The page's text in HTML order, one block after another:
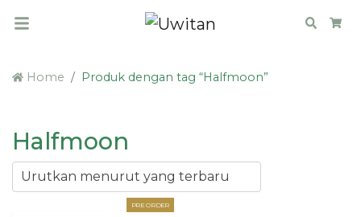
Search
Home Produk dengan tag “Halfmoon”
Halfmoon
PRE ORDER